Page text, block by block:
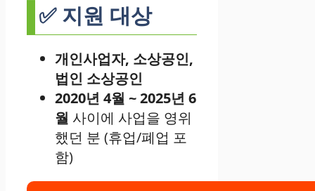
✅ 지원 대상
개인사업자, 소상공인,
법인 소상공인
2020년 4월 ~ 2025년 6
월 사이에 사업을 영위
했던 분 (휴업/폐업 포
함)